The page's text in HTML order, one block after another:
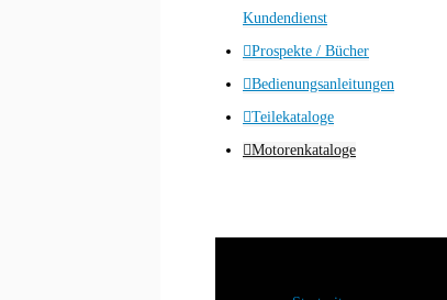
Kundendienst
Prospekte / Bücher
Bedienungsanleitungen
Teilekataloge
Motorenkataloge